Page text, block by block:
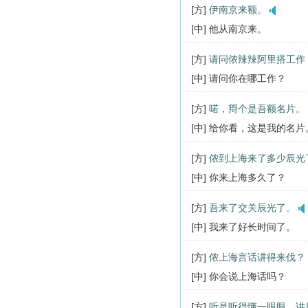
[方] 伊南京来额。
[中] 他从南京来。
[方] 请问侬辣辣阿里搭工作
[中] 请问你在哪工作？
[方] 喏，搿个是吾额名片。
[中] 给你看，这是我的名片
[方] 侬到上海来了多少辰光
[中] 你来上海多久了？
[方] 吾来了交关辰光了。
[中] 我来了好长时间了。
[方] 侬上海言话讲得来伐？
[中] 你会说上海话吗？